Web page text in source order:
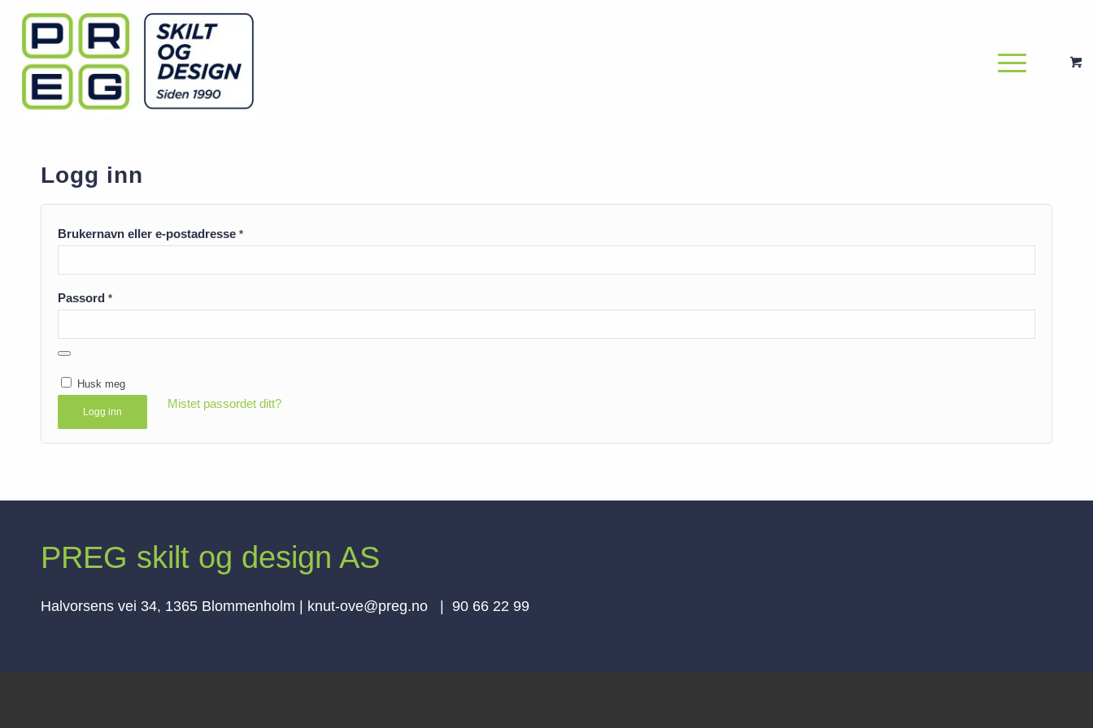
Logg inn
Brukernavn eller e-postadresse *
Passord *
Husk meg
Logg inn
Mistet passordet ditt?
PREG skilt og design AS
Halvorsens vei 34, 1365 Blommenholm | knut-ove@preg.no | 90 66 22 99